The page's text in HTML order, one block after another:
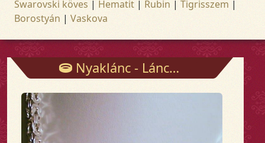
Swarovski köves | Hematit | Rubin | Tigrisszem |
Borostyán | Vaskova
Nyaklánc - Láncok - Arany és ezüst ékszerek